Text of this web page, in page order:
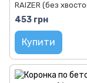
RAIZER (без
453 грн
Купити